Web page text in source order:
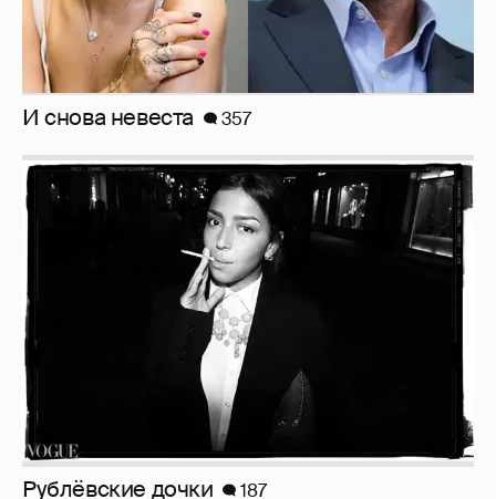
Рублёвские дочки 187